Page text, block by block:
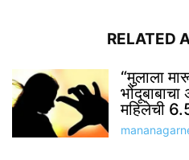
RELATED
“मुलाला
महिलेची